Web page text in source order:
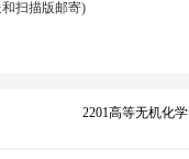
扫描版邮寄)
2201高等无机化学